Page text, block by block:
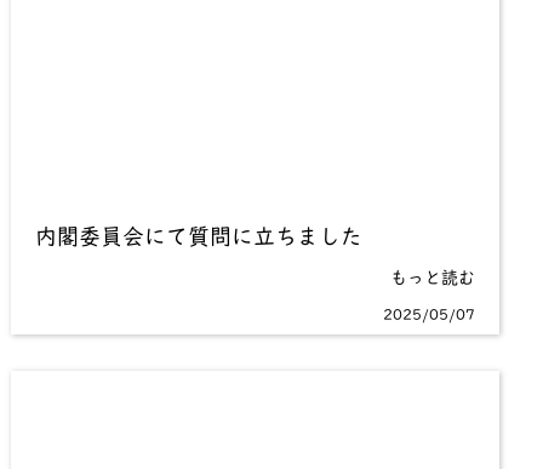
内閣委員会にて質問に立ちました
もっと読む
2025/05/07